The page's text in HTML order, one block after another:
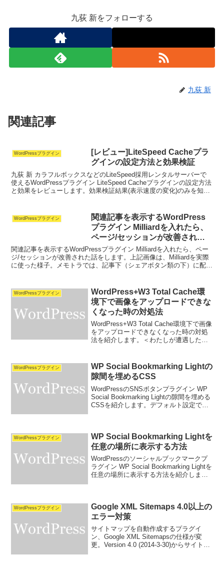
九荻 新をフォローする
九荻 新
関連記事
WordPressプラグイン
[レビュー]LiteSpeed Cacheプラ
グインの設定方法と効果検証
九荻 新 カラフルボックスなどのLiteSpeed採用レンタルサーバーで
使えるWordPressプラグイン LiteSpeed Cacheプラグインの設定方法
と効果をレビューします。効果検証結果(表示速度の変化)のみを知り
WordPressプラグイン
関連記事を表示するWordPress
プラグイン Milliardを入れたら、
ページ/セッションが改善された
話
関連記事を表示するWordPressプラグイン Milliardを入れたら、ペー
ジ/セッションが改善された話をします。上記画像は、Milliardを実際
に使った様子。メモトラでは、記事下（シェアボタン類の下）に配置
WordPressプラグイン
WordPress+W3 Total Cache環
境下で画像をアップロードできな
くなった時の対処法
WordPress+W3 Total Cache環境下で画像
をアップロードできなくなった時の対処
法を紹介します。＜わたしが遭遇した状
ウザアップローダーを使用すると、...
WordPressプラグイン
WP Social Bookmarking Lightの
隙間を埋めるCSS
WordPressのSNSボタンプラグイン WP
Social Bookmarking Lightの隙間を埋める
CSSを紹介します。デフォルト設定で、
WordPressプラグイン
WP Social Bookmarking Lightを
任意の場所に表示する方法
WordPressのソーシャルブックマークプ
ラグイン WP Social Bookmarking Lightを
任意の場所に表示する方法を紹介しま
WordPressプラグイン
Google XML Sitemaps 4.0以上の
エラー対策
サイトマップを自動作成するプラグイ
ン、Google XML Sitemapsの仕様が変
更。Version 4.0 (2014-3-30)からサイトマ